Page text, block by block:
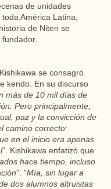
de unidades
América Latina,
de Niten se
se consagró
kendo. En su discurso
más de 10 mil días de
Pero principalmente,
paz y la convicción de
camino correcto:
en el inicio era apenas
". Kishikawa enfatizó que
hace tiempo, incluso
". "Mía, sin lugar a
dos alumnos altruistas